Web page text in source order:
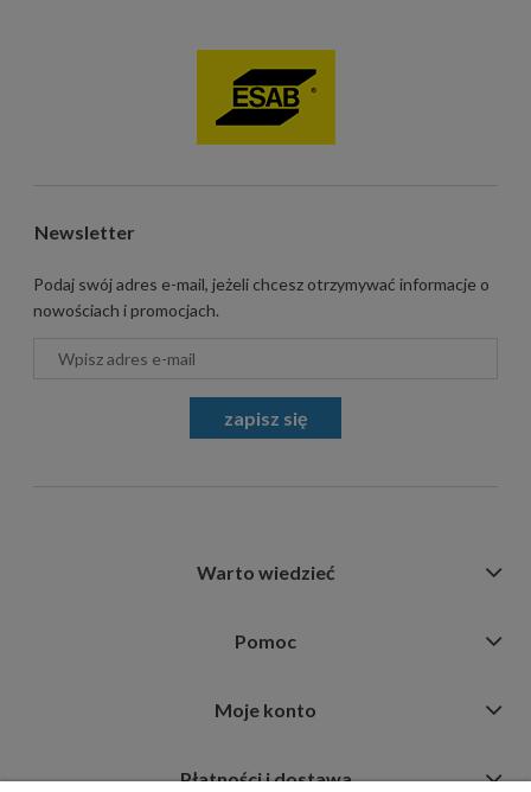
Newsletter
Podaj swój adres e-mail, jeżeli chcesz otrzymywać informacje o
nowościach i promocjach.
zapisz się
Warto wiedzieć
Pomoc
Moje konto
Płatności i dostawa